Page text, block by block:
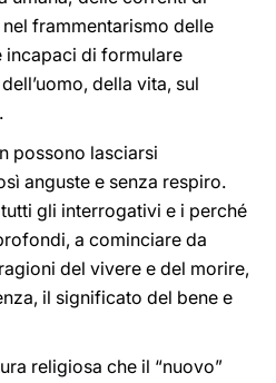
frammentarismo delle
incapaci di formulare
della vita, sul
possono lasciarsi
anguste e senza respiro.
gli interrogativi e i perché
a cominciare da
del vivere e del morire,
il significato del bene e
religiosa che il “nuovo”